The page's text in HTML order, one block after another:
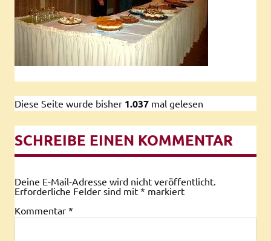
Diese Seite wurde bisher 1.037 mal gelesen
SCHREIBE EINEN KOMMENTAR
Deine E-Mail-Adresse wird nicht veröffentlicht.
Erforderliche Felder sind mit * markiert
Kommentar *